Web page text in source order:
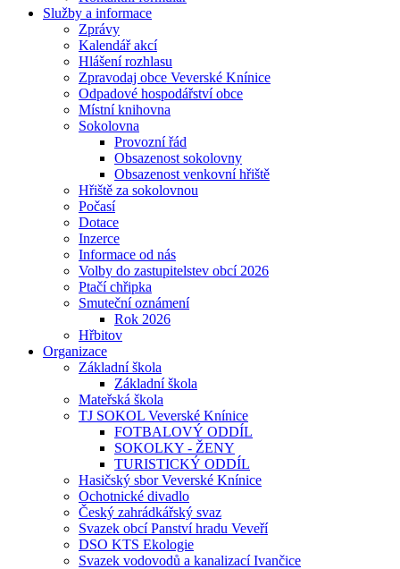
Služby a informace
Zprávy
Kalendář akcí
Hlášení rozhlasu
Zpravodaj obce Veverské Knínice
Odpadové hospodářství obce
Místní knihovna
Sokolovna
Provozní řád
Obsazenost sokolovny
Obsazenost venkovní hřiště
Hřiště za sokolovnou
Počasí
Dotace
Inzerce
Informace od nás
Volby do zastupitelstev obcí 2026
Ptačí chřipka
Smuteční oznámení
Rok 2026
Hřbitov
Organizace
Základní škola
Základní škola
Mateřská škola
TJ SOKOL Veverské Knínice
FOTBALOVÝ ODDÍL
SOKOLKY - ŽENY
TURISTICKÝ ODDÍL
Hasičský sbor Veverské Knínice
Ochotnické divadlo
Český zahrádkářský svaz
Svazek obcí Panství hradu Veveří
DSO KTS Ekologie
Svazek vodovodů a kanalizací Ivančice